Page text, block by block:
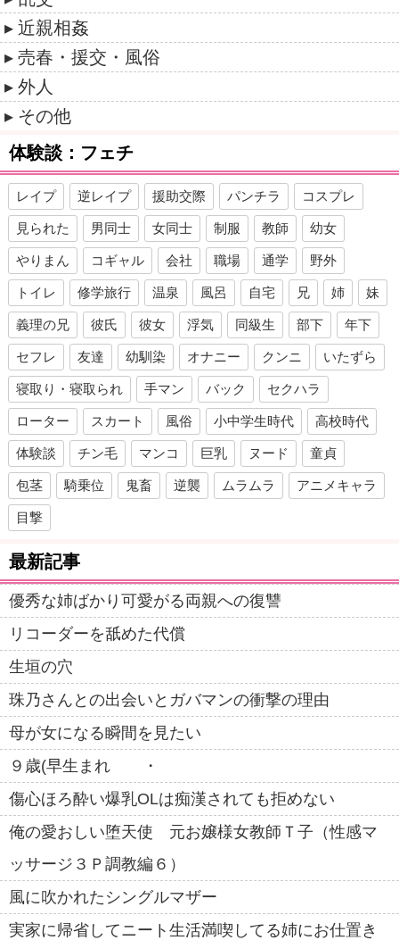
近親相姦
売春・援交・風俗
外人
その他
体験談：フェチ
レイプ 逆レイプ 援助交際 パンチラ コスプレ
見られた 男同士 女同士 制服 教師 幼女
やりまん コギャル 会社 職場 通学 野外
トイレ 修学旅行 温泉 風呂 自宅 兄 姉 妹
義理の兄 彼氏 彼女 浮気 同級生 部下 年下
セフレ 友達 幼馴染 オナニー クンニ いたずら
寝取り・寝取られ 手マン バック セクハラ
ローター スカート 風俗 小中学生時代 高校時代
体験談 チン毛 マンコ 巨乳 ヌード 童貞
包茎 騎乗位 鬼畜 逆襲 ムラムラ アニメキャラ
目撃
最新記事
優秀な姉ばかり可愛がる両親への復讐
リコーダーを舐めた代償
生垣の穴
珠乃さんとの出会いとガバマンの衝撃の理由
母が女になる瞬間を見たい
９歳(早生まれ ・
傷心ほろ酔い爆乳OLは痴漢されても拒めない
俺の愛おしい堕天使 元お嬢様女教師Ｔ子（性感マ
ッサージ３Ｐ調教編６）
風に吹かれたシングルマザー
実家に帰省してニート生活満喫してる姉にお仕置き